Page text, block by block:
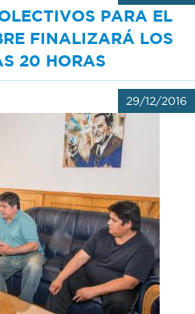
PARA EL
FINALIZARÁ LOS
20 HORAS
29/12/2016